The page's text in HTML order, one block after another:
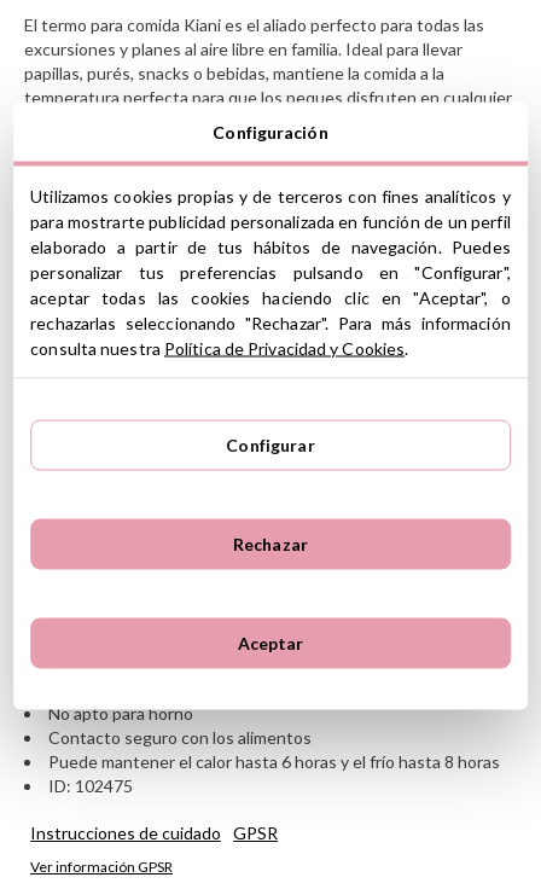
El termo para comida Kiani es el aliado perfecto para todas las
excursiones y planes al aire libre en familia. Ideal para llevar
papillas, purés, snacks o bebidas, mantiene la comida a la
temperatura perfecta para que los peques disfruten en cualquier
La tapa hermética antigoteo evita derrames, mientras que su asa
infantiles o carritos. Un termo resistente, sostenible y pensado
para acompañar a los peques en todas sus aventuras.
Liewoodes una marca danesa con sede en Copenhague que
ofrece una gran variedad de accesorios para bebés. Sus
creaciones, profundamente arraigadas en la tradición del diseño
nórdico, son alegres, funcionales y con unos colores y
estampados llenos de personalidad.
Composición contenedor: 100% Acero inoxidable 18/8
Fabricado con 80% de acero inoxidable reciclado premium
Capacidad: 350 ml
Diámetro: 8.2 cm
Superficie con acabado en polvo para mejor agarre
Lavar a mano
No apto para horno
Contacto seguro con los alimentos
Puede mantener el calor hasta 6 horas y el frío hasta 8 horas
ID: 102475
Instrucciones de cuidado GPSR
Ver información GPSR
Configuración
Utilizamos cookies propias y de terceros con fines analíticos y
para mostrarte publicidad personalizada en función de un perfil
elaborado a partir de tus hábitos de navegación. Puedes
personalizar tus preferencias pulsando en "Configurar",
aceptar todas las cookies haciendo clic en "Aceptar", o
rechazarlas seleccionando "Rechazar". Para más información
consulta nuestra Política de Privacidad y Cookies
Configurar
Rechazar
Aceptar